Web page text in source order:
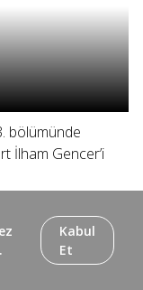
bölümünde
İlham Gencer’i
Kabul
Et